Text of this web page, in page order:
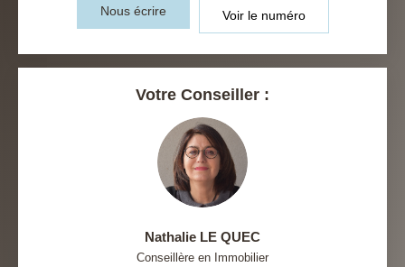
Nous écrire Voir le numéro
Votre Conseiller :
Nathalie LE QUEC
Conseillère en Immobilier